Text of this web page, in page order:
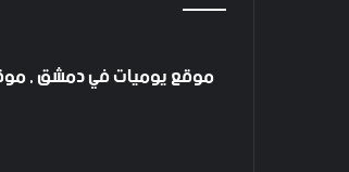
موقع يوميات في دمشق ,